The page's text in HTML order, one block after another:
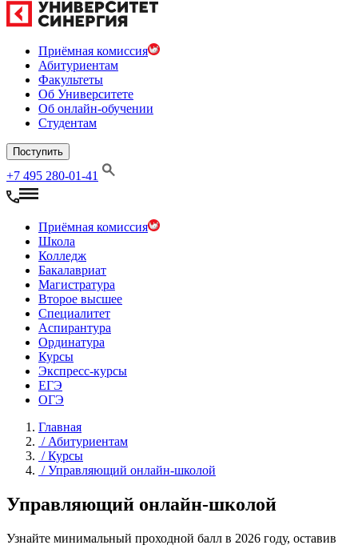
Приёмная комиссия
Абитуриентам
Факультеты
Об Университете
Об онлайн-обучении
Студентам
Поступить
+7 495 280-01-41
Приёмная комиссия
Школа
Колледж
Бакалавриат
Магистратура
Второе высшее
Специалитет
Аспирантура
Ординатура
Курсы
Экспресс-курсы
ЕГЭ
ОГЭ
Главная
/Абитуриентам
/Курсы
/Управляющий онлайн-школой
Управляющий онлайн-школой
Узнайте минимальный проходной балл в 2026 году, оставив